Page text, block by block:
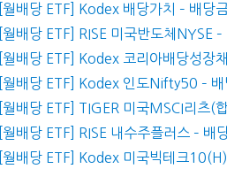
[월배당 ETF] Kodex 배당가치 – 배당
[월배당 ETF] RISE 미국반도체NYSE
[월배당 ETF] Kodex 코리아배당성장
[월배당 ETF] Kodex 인도Nifty50 –
[월배당 ETF] TIGER 미국MSCI리츠(
[월배당 ETF] RISE 내수주플러스 – 배
[월배당 ETF] Kodex 미국빅테크